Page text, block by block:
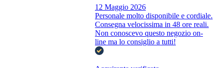
12 Maggio 2026
Personale molto disponibile e cordiale.
Consegna velocissima in 48 ore reali.
Non conoscevo questo negozio on-
line ma lo consiglio a tutti!